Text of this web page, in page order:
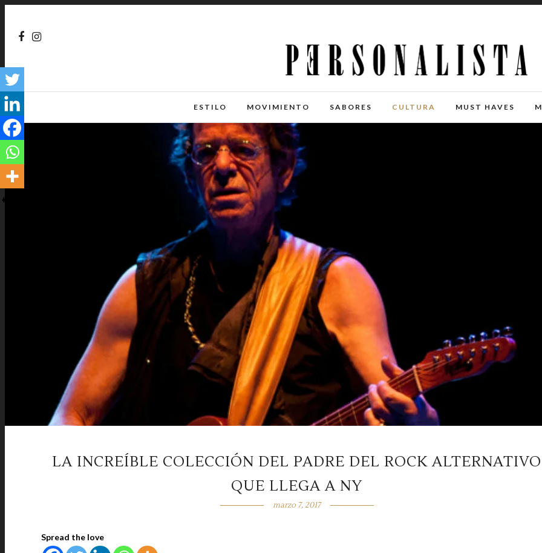
ESTILO MOVIMIENTO SABORES CULTURA MUST HAVES
LA INCREÍBLE COLECCIÓN DEL PADRE DEL ROCK ALTERNATIVO
QUE LLEGA A NY
marzo 7, 2017
Spread the love